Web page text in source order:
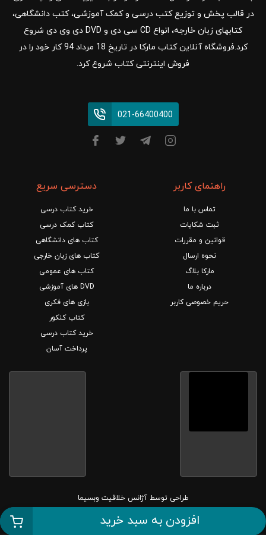
افزودن به سبد خرید
در قالب پخش و توزیع کتب درسی و کمک آموزشی، کتب دانشگاهی،
کتابهای زبان خارجه، انواع CD سی دی و DVD دی وی دی شروع
کرد.فروشگاه آنلاین کتاب مارکا در تاریخ 18 مرداد 94 کار خود را در
فروش اینترنتی کتاب شروع کرد.
021-66400400
راهنمای کاربر
تماس با ما
ثبت شکایات
قوانین و مقررات
نحوه ارسال
مارکا بلاگ
درباره ما
حریم خصوصی کاربر
دسترسی سریع
خرید کتاب درسی
کتاب کمک درسی
کتاب های دانشگاهی
کتاب های زبان خارجی
کتاب های عمومی
DVD های آموزشی
بازی های فکری
کتاب کنکور
خرید کتاب درسی
پرداخت آسان
طراحی توسطآژانس خلاقیت وبسیما
کلیه حقوق این سایت متعلق به بانک کتاب مارکا می باشد.